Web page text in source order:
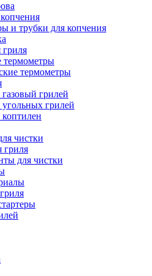
и трубки для копчения
термометры
грилей
грилей
чистки
гриля
для чистки